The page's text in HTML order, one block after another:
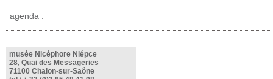
agenda :
musée Nicéphore Niépce
28, Quai des Messageries
71100 Chalon-sur-Saône